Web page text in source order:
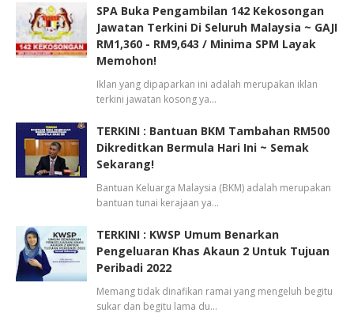
SPA Buka Pengambilan 142 Kekosongan
Jawatan Terkini Di Seluruh Malaysia ~ GAJI
RM1,360 - RM9,643 / Minima SPM Layak
Memohon!
Iklan yang dipaparkan ini adalah merupakan iklan
terkini jawatan kosong ya…
TERKINI : Bantuan BKM Tambahan RM500
Dikreditkan Bermula Hari Ini ~ Semak
Sekarang!
Bantuan Keluarga Malaysia (BKM) adalah merupakan
bantuan tunai kerajaan ya…
TERKINI : KWSP Umum Benarkan
Pengeluaran Khas Akaun 2 Untuk Tujuan
Peribadi 2022
Memang tidak dinafikan ramai yang mengeluh begitu
sukar dan begitu lama du…